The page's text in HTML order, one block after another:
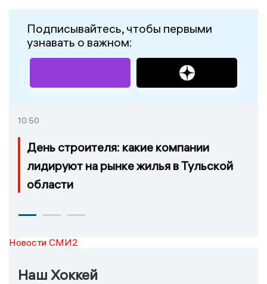
Подписывайтесь, чтобы первыми
узнавать о важном:
10:50
День строителя: какие компании
лидируют на рынке жилья в Тульской
области
Новости СМИ2
Наш Хоккей